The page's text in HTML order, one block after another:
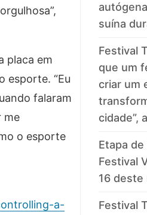
placa em
esporte. “Eu
falaram
me
o esporte
a-
suína
Festival
que um
criar um
cidade”,
Etapa
Festival
16 deste
Festival